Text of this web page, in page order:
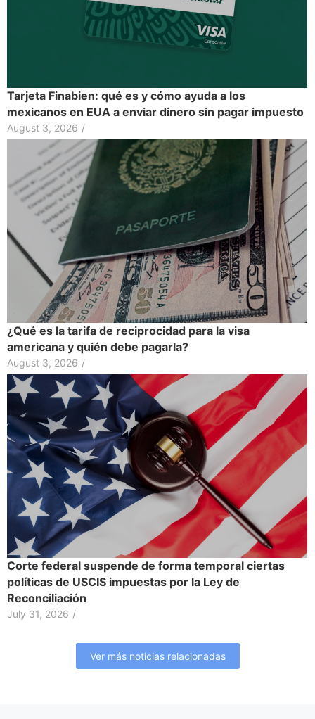
Tarjeta Finabien: qué es y cómo ayuda a los
mexicanos en EUA a enviar dinero sin pagar impuesto
August 3, 2026 /
¿Qué es la tarifa de reciprocidad para la visa
americana y quién debe pagarla?
August 3, 2026 /
Corte federal suspende de forma temporal ciertas
políticas de USCIS impuestas por la Ley de
Reconciliación
July 31, 2026 /
Ver más noticias relacionadas